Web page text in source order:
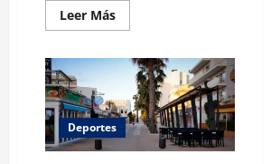
Leer MásLeer
más
Polideportivos
municipales
Vigo:
instalaciones
y
servicios
disponibles
Deportes